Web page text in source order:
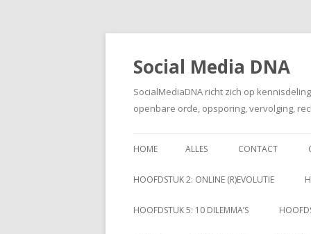
Social Media DNA
SocialMediaDNA richt zich op
openbare orde, opsporing, vervolging,
HOME ALLES CONTACT
HOOFDSTUK 2: ONLINE (R)EVOLUTIE
HOOFDSTUK 5: 10 DILEMMA’S